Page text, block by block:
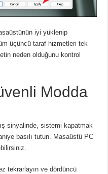
iyi yüklenip
üçüncü taraf hizmetleri tek
neden olduğunu kontrol
Modda
sinyalinde, sistemi kapatmak
basılı tutun. Masaüstü PC
tekrarlayın ve dördüncü